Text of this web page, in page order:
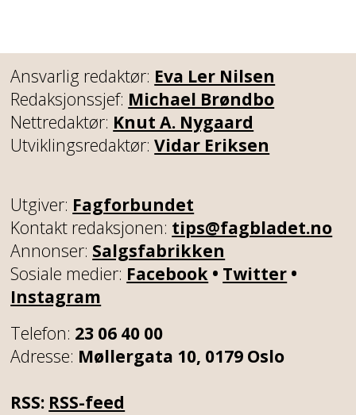
Ansvarlig redaktør: Eva Ler Nilsen
Redaksjonssjef: Michael Brøndbo
Nettredaktør: Knut A. Nygaard
Utviklingsredaktør:Vidar Eriksen
Utgiver: Fagforbundet
Kontakt redaksjonen: tips@fagbladet.no
Annonser: Salgsfabrikken
Sosiale medier: Facebook • Twitter •
Instagram
Telefon: 23 06 40 00
Adresse: Møllergata 10, 0179 Oslo
RSS: RSS-feed